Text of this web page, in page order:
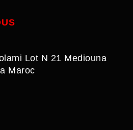
Lot N 21 Mediouna
Maroc